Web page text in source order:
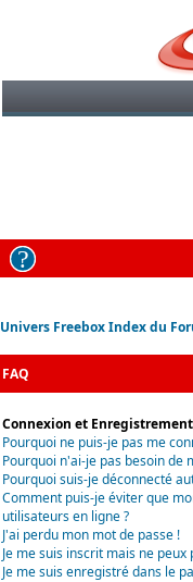
Univers Freebox Index du
FAQ
Connexion et Enregistrement
Pourquoi ne puis-je pas me
Pourquoi n'ai-je pas besoin de
Pourquoi suis-je déconnecté
Comment puis-je éviter que
utilisateurs en ligne ?
J'ai perdu mon mot de passe !
Je me suis inscrit mais ne
Je me suis enregistré dans le